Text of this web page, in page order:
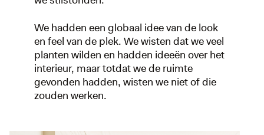
We hadden een globaal idee van de look
en feel van de plek. We wisten dat we veel
planten wilden en hadden ideeën over het
interieur, maar totdat we de ruimte
gevonden hadden, wisten we niet of die
zouden werken.